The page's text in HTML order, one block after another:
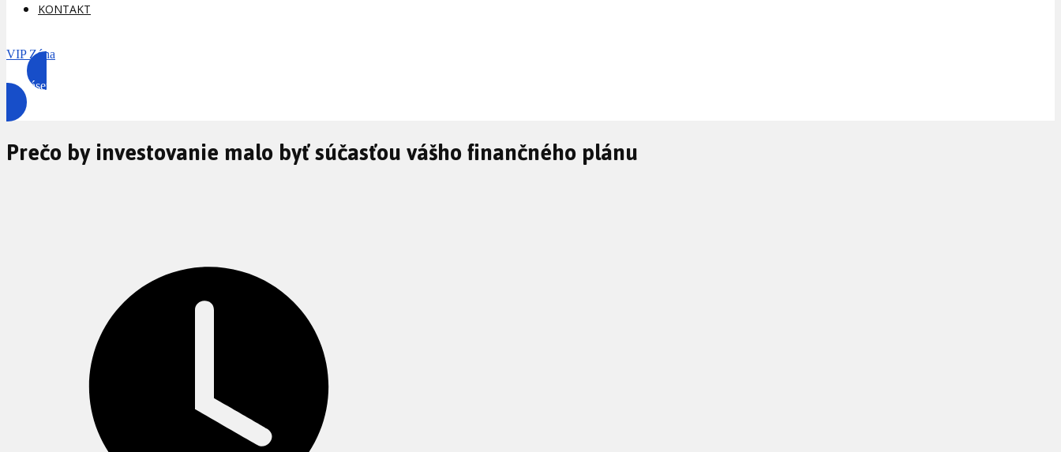
KONTAKT
VIP Zóna
Prihlásenie
Prečo by investovanie malo byť súčasťou vášho finančného plánu